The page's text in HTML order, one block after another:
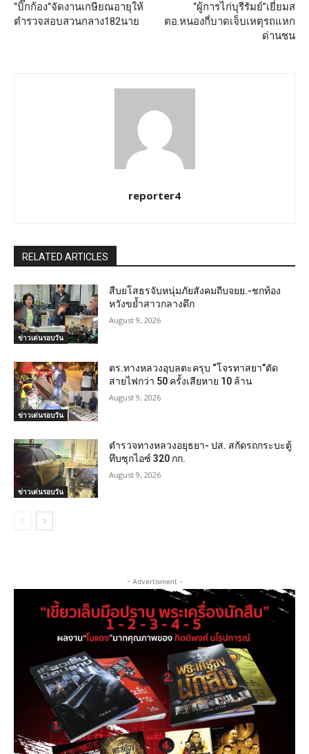
“บิ๊กก้อง“จัดงานเกษียณอายุให้
ตำรวจสอบสวนกลาง182นาย
“ผู้การไก่บุรีรัมย์”เยี่ยมส
ตอ.หนองกี่บาดเจ็บเหตุรถแหก
ด่านชน
reporter4
RELATED ARTICLES
ข่าวเด่นรอบวัน
สืบยโสธรจับหนุ่มภัยสังคมถีบจยย.-ชกท้อง
หวังขย้ำสาวกลางดึก
August 9, 2026
ข่าวเด่นรอบวัน
ตร.ทางหลวงอุบลตะครุบ “โจรทาสยา”ตัด
สายไฟกว่า 50 ครั้งเสียหาย 10 ล้าน
August 9, 2026
ข่าวเด่นรอบวัน
ตำรวจทางหลวงอยุธยา- ปส. สกัดรถกระบะตู้
ทึบซุกไอซ์ 320 กก.
August 9, 2026
- Advertisment -